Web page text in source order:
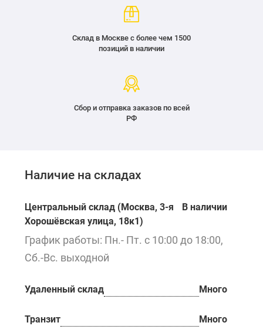
Склад в Москве с более чем 1500
позиций в наличии
Сбор и отправка заказов по всей
РФ
Наличие на складах
Центральный склад (Москва, 3-я
Хорошёвская улица, 18к1)
В наличии
График работы: Пн.- Пт. с 10:00 до 18:00,
Сб.-Вс. выходной
Удаленный склад Много
Транзит Много